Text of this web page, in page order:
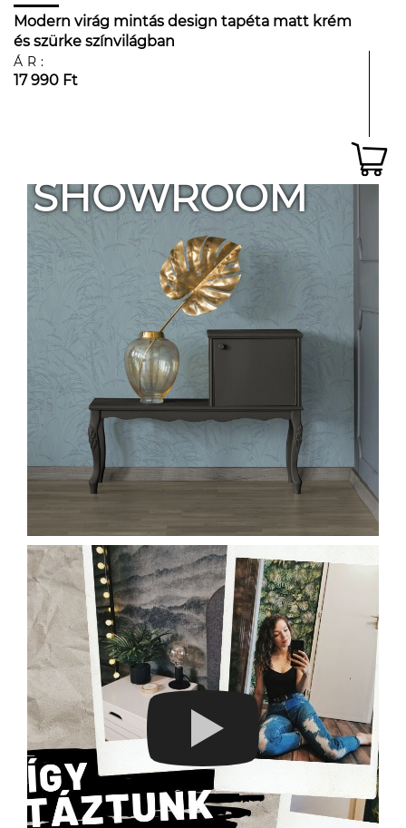
Modern virág mintás design tapéta matt krém
és szürke színvilágban
ÁR:
17 990 Ft
SHOWROOM